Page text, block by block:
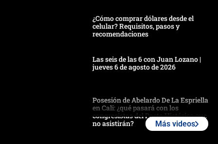
¿Cómo comprar dólares desde el
celular? Requisitos, pasos y
recomendaciones
Las seis de las 6 con Juan Lozano |
jueves 6 de agosto de 2026
Posesión de Abelardo De La Espriella
en Cali: ¿qué pasará con los
congresistas del Pacto Histórico que
no asistirán?
Más videos